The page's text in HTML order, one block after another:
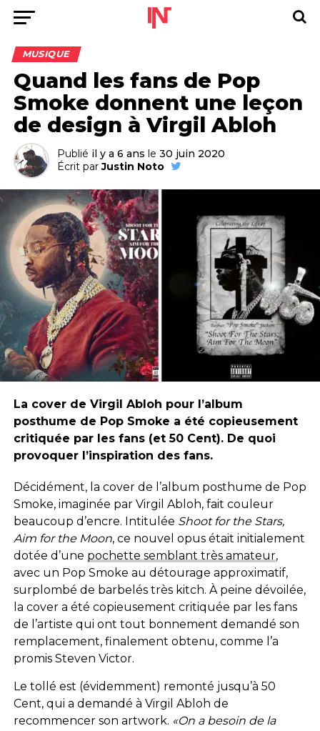
MUSIQUE
Quand les fans de Pop
Smoke donnent une leçon
de design à Virgil Abloh
Publié il y a 6 ans le 30 juin 2020
Écrit par Justin Noto
La cover de Virgil Abloh pour l’album
posthume de Pop Smoke a été copieusement
critiquée par les fans (et 50 Cent). De quoi
provoquer l’inspiration des fans.
Décidément, la cover de l’album posthume de Pop
Smoke, imaginée par Virgil Abloh, fait couleur
beaucoup d’encre. Intitulée Shoot for the Stars,
Aim for the Moon, ce nouvel opus était initialement
dotée d’une pochette semblant très amateur,
avec un Pop Smoke au détourage approximatif,
surplombé de barbelés très kitch. À peine dévoilée,
la cover a été copieusement critiquée par les fans
de l’artiste qui ont tout bonnement demandé son
remplacement, finalement obtenu, comme l’a
promis Steven Victor.
Le tollé est (évidemment) remonté jusqu’à 50
Cent, qui a demandé à Virgil Abloh de
recommencer son artwork. «On a besoin de la